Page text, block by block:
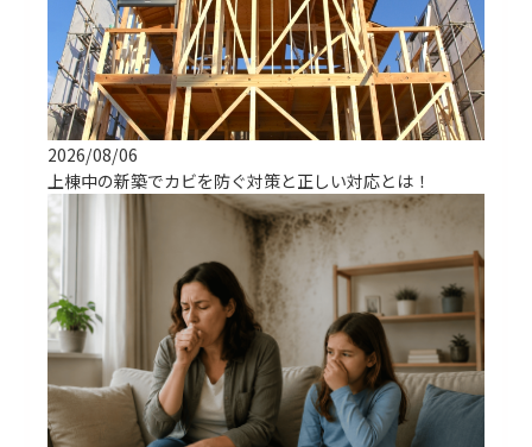
2026/08/06
上棟中の新築でカビを防ぐ対策と正しい対応とは！